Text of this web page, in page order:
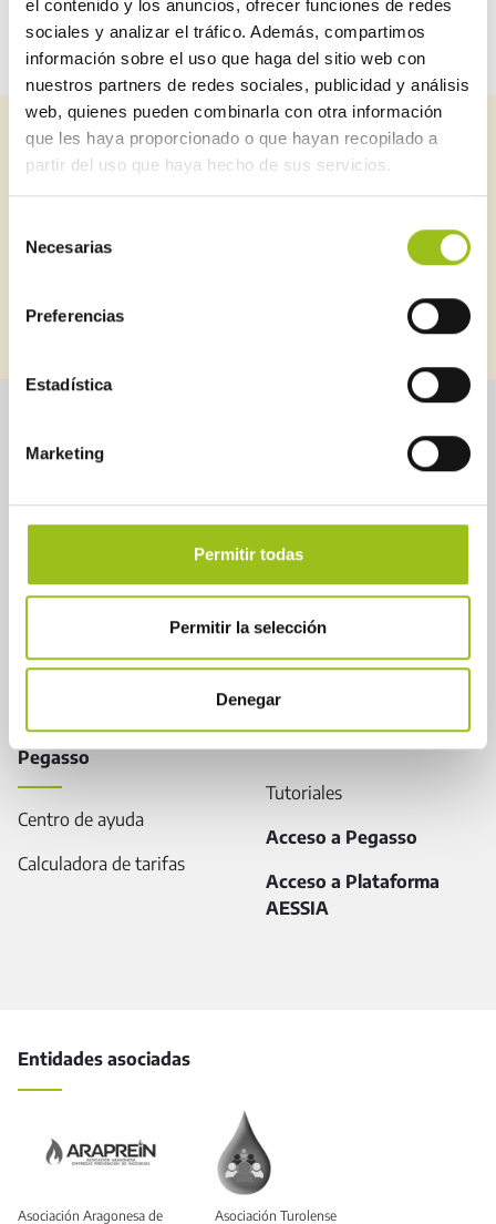
el contenido y los anuncios, ofrecer funciones de redes
sociales y analizar el tráfico. Además, compartimos
información sobre el uso que haga del sitio web con
nuestros partners de redes sociales, publicidad y análisis
web, quienes pueden combinarla con otra información
que les haya proporcionado o que hayan recopilado a
partir del uso que haya hecho de sus servicios.
Necesarias
Preferencias
Estadística
Marketing
Permitir todas
Permitir la selección
Denegar
Suscríbete a nuestro newsletter
SUSCRIBIRME BOLETINES ANTERIORES
Sobre Aessia
Servicios
Cartas de Calidad de
Contactar
Seguridad industrial
Instrumentos de control
Legislación
Guías
Directorio de profesionales
Plataforma AESSIA/
Pegasso
Centro de ayuda
Calculadora de tarifas
Tutoriales
Acceso a Pegasso
Acceso a Plataforma
AESSIA
Entidades asociadas
Asociación Aragonesa de
Asociación Turolense